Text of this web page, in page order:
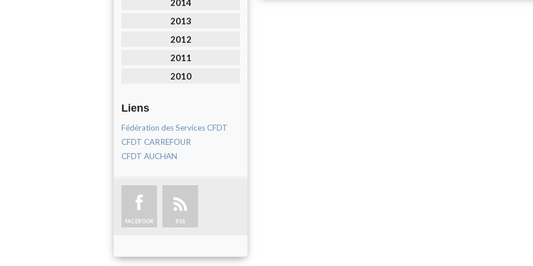
2014
2013
2012
2011
2010
Liens
Fédération des Services CFDT
CFDT CARREFOUR
CFDT AUCHAN
FACEBOOK RSS